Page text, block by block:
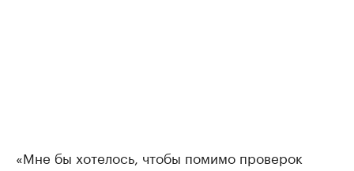
«Мне бы хотелось, чтобы помимо проверок